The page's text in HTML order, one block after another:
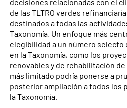
decisiones relacionadas con el
de las TLTRO verdes
destinados a todas las
Taxonomía. Un enfoque más
elegibilidad a un número selecto
en la Taxonomía, como los
renovables y de rehabilitación
más limitado podría ponerse a
posterior ampliación a todos los
la Taxonomía.